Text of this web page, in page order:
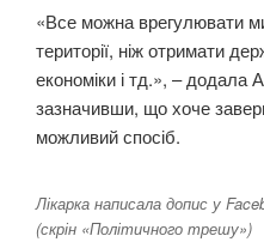
«Все можна врегулювати
території, ніж отримати
економіки і тд.», – додала
зазначивши, що хоче
можливий спосіб.
Лікарка написала допис у
(скрін «Політичного трешу»)